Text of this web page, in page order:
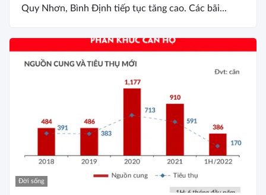
Quy Nhơn, Bình Định tiếp tục tăng cao. Các bãi...
Đời sống